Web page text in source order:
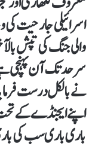
اسرائیلی جارحیت
والی جنگ کی تپش
سرحد تک آن پہنچی
نے بالکل درست فرمایا
اپنے ایجنڈے کے تحت
باری باری سب کی